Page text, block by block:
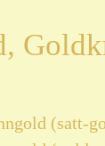
(satt-